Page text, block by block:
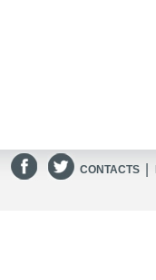
CONTACTS